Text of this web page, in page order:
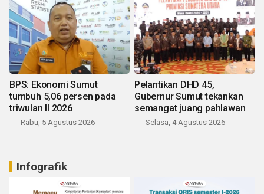
BPS: Ekonomi Sumut
tumbuh 5,06 persen pada
triwulan II 2026
Rabu, 5 Agustus 2026
Pelantikan DHD 45,
Gubernur Sumut tekankan
semangat juang pahlawan
Selasa, 4 Agustus 2026
Infografik